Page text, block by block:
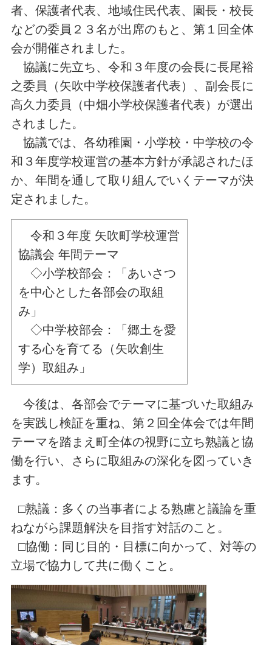
者、保護者代表、地域住民代表、園長・校長
などの委員２３名が出席のもと、第１回全体
会が開催されました。
協議に先立ち、令和３年度の会長に長尾裕
之委員（矢吹中学校保護者代表）、副会長に
高久力委員（中畑小学校保護者代表）が選出
されました。
協議では、各幼稚園・小学校・中学校の令
和３年度学校運営の基本方針が承認されたほ
か、年間を通して取り組んでいくテーマが決
定されました。
令和３年度 矢吹町学校運営
協議会 年間テーマ
◇小学校部会：「あいさつ
を中心とした各部会の取組
み」
◇中学校部会：「郷土を愛
する心を育てる（矢吹創生
学）取組み」
今後は、各部会でテーマに基づいた取組み
を実践し検証を重ね、第２回全体会では年間
テーマを踏まえ町全体の視野に立ち熟議と協
働を行い、さらに取組みの深化を図っていき
ます。
□熟議：多くの当事者による熟慮と議論を重
ねながら課題解決を目指す対話のこと。
□協働：同じ目的・目標に向かって、対等の
立場で協力して共に働くこと。